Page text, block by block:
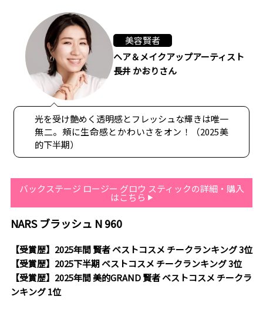
美容賢者
ヘア＆メイクアップアーティスト
長井 かおりさん
光を受け艶めく透明感とフレッシュな輝きは唯一
無二。頰に生命感とかわいさをオン！（2025美
的下半期）
バックステージ ロージー グロウ スティックの詳細・購入
はこちら
NARS ブラッシュ N 960
【受賞歴】2025年間 賢者 ベストコスメ チークランキング 3位
【受賞歴】2025下半期 ベストコスメ チークランキング 3位
【受賞歴】2025年間 美的GRAND 賢者 ベストコスメ チークラ
ンキング 1位